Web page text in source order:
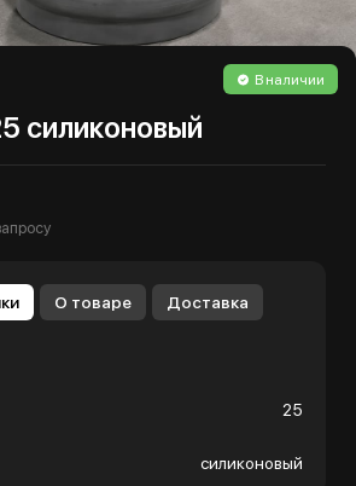
В наличии
силиконовый
О товаре Доставка
25
силиконовый